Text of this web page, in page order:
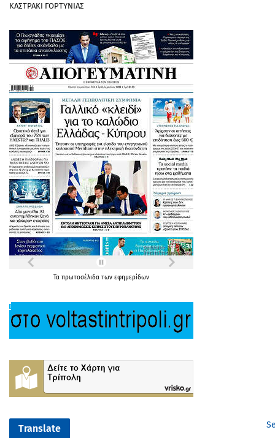
ΚΑΣΤΡΑΚΙ ΓΟΡΤΥΝΙΑΣ
Τα πρωτοσέλιδα των εφημερίδων
Translate